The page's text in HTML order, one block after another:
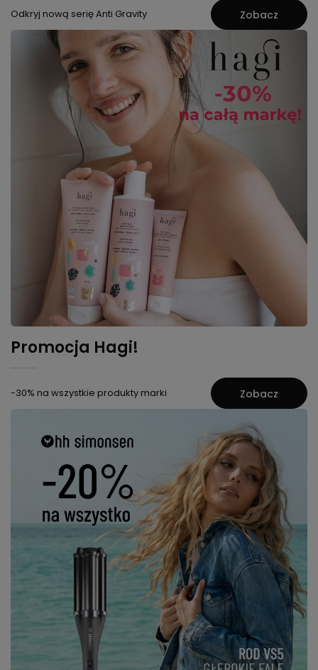
Odkryj nową serię Anti Gravity Zobacz
Promocja Hagi!
-30% na wszystkie produkty marki Zobacz